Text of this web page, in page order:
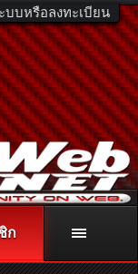
บบหรือลงทะเบียน
โทร. 081-811-1138
ลิกที่นี่
ก